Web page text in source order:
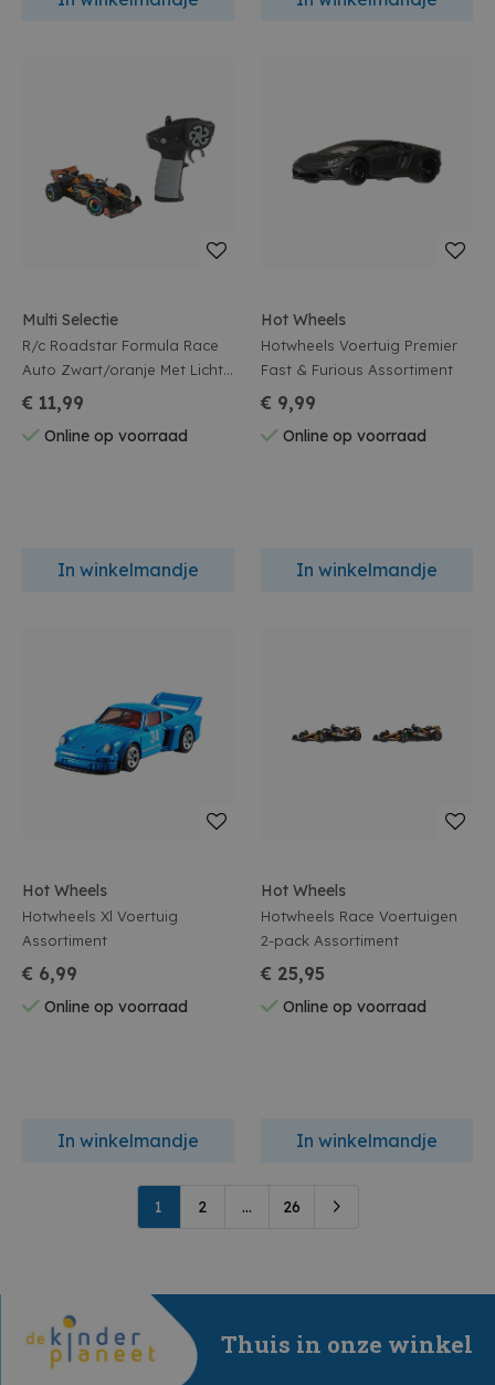
Multi Selectie
R/c Roadstar Formula Race
Auto Zwart/oranje Met Licht
13.5cm 2.4ghz
€ 11,99
Online op voorraad
In winkelmandje
Hot Wheels
Hotwheels Voertuig Premier
Fast & Furious Assortiment
€ 9,99
Online op voorraad
In winkelmandje
Hot Wheels
Hotwheels Xl Voertuig
Assortiment
€ 6,99
Online op voorraad
In winkelmandje
Hot Wheels
Hotwheels Race Voertuigen
2-pack Assortiment
€ 25,95
Online op voorraad
In winkelmandje
1 2 ... 26
Thuis in onze winkel